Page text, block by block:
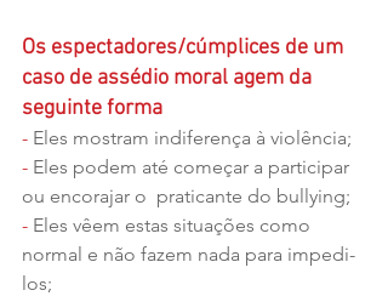
Os espectadores/cúmplices de um
caso de assédio moral agem da
seguinte forma
- Eles mostram indiferença à violência;
- Eles podem até começar a participar
ou encorajar o  praticante do bullying;
- Eles vêem estas situações como
normal e não fazem nada para impedi-
los;